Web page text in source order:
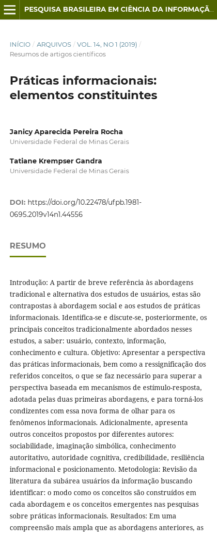
PESQUISA BRASILEIRA EM CIÊNCIA DA INFORMAÇÃO E BIBLIOTECONOMIA
INÍCIO / ARQUIVOS / VOL. 14, NO 1 (2019) /
Resumos de artigos científicos
Práticas informacionais:
elementos constituintes
Janicy Aparecida Pereira Rocha
Universidade Federal de Minas Gerais
Tatiane Krempser Gandra
Universidade Federal de Minas Gerais
DOI: https://doi.org/10.22478/ufpb.1981-
0695.2019v14n1.44556
RESUMO
Introdução: A partir de breve referência às abordagens
tradicional e alternativa dos estudos de usuários, estas são
contrapostas à abordagem social e aos estudos de práticas
informacionais. Identifica-se e discute-se, posteriormente, os
principais conceitos tradicionalmente abordados nesses
estudos, a saber: usuário, contexto, informação,
conhecimento e cultura. Objetivo: Apresentar a perspectiva
das práticas informacionais, bem como a ressignificação dos
referidos conceitos, o que se faz necessário para superar a
perspectiva baseada em mecanismos de estímulo-resposta,
adotada pelas duas primeiras abordagens, e para torná-los
condizentes com essa nova forma de olhar para os
fenômenos informacionais. Adicionalmente, apresenta
outros conceitos propostos por diferentes autores:
sociabilidade, imaginação simbólica, conhecimento
autoritativo, autoridade cognitiva, credibilidade, resiliência
informacional e posicionamento. Metodologia: Revisão da
literatura da subárea usuários da informação buscando
identificar: o modo como os conceitos são construídos em
cada abordagem e os conceitos emergentes nas pesquisas
sobre práticas informacionais. Resultados: Em uma
compreensão mais ampla que as abordagens anteriores, as